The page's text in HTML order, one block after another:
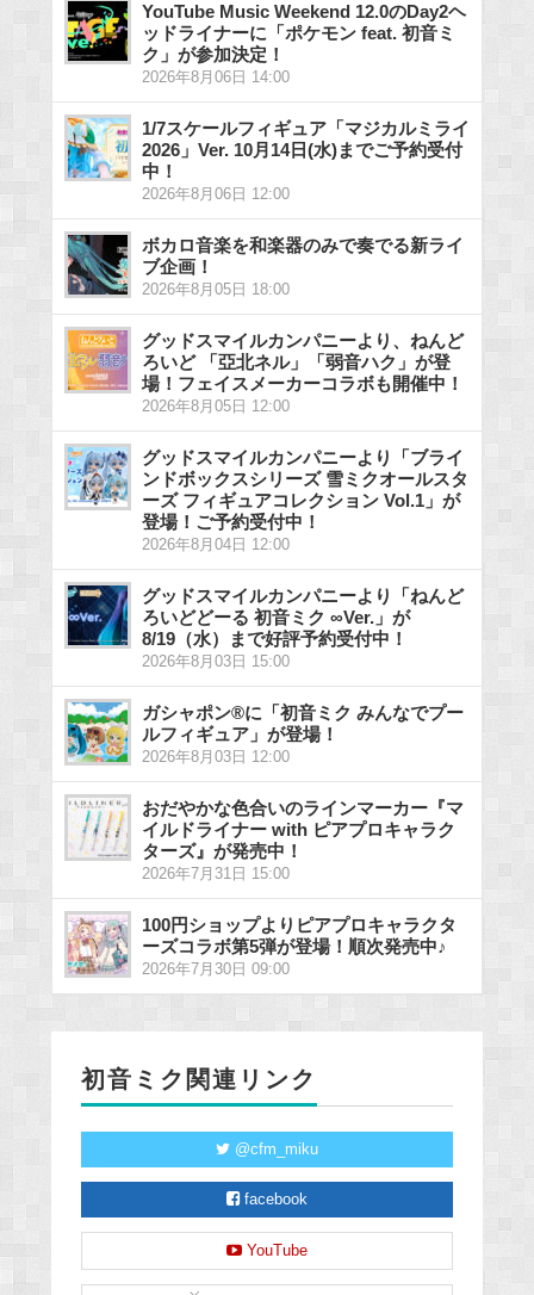
YouTube Music Weekend 12.0のDay2ヘ
ッドライナーに「ポケモン feat. 初音ミ
ク」が参加決定！
2026年8月06日 14:00
1/7スケールフィギュア「マジカルミライ
2026」Ver. 10月14日(水)までご予約受付
中！
2026年8月06日 12:00
ボカロ音楽を和楽器のみで奏でる新ライ
ブ企画！
2026年8月05日 18:00
グッドスマイルカンパニーより、ねんど
ろいど 「亞北ネル」「弱音ハク」が登
場！フェイスメーカーコラボも開催中！
2026年8月05日 12:00
グッドスマイルカンパニーより「ブライ
ンドボックスシリーズ 雪ミクオールスタ
ーズ フィギュアコレクション Vol.1」が
登場！ご予約受付中！
2026年8月04日 12:00
グッドスマイルカンパニーより「ねんど
ろいどどーる 初音ミク ∞Ver.」が
8/19（水）まで好評予約受付中！
2026年8月03日 15:00
ガシャポン®に「初音ミク みんなでプー
ルフィギュア」が登場！
2026年8月03日 12:00
おだやかな色合いのラインマーカー『マ
イルドライナー with ピアプロキャラク
ターズ』が発売中！
2026年7月31日 15:00
100円ショップよりピアプロキャラクタ
ーズコラボ第5弾が登場！順次発売中♪
2026年7月30日 09:00
初音ミク関連リンク
@cfm_miku
facebook
YouTube